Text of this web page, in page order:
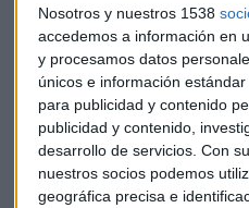
Nosotros y nuestros 1538
accedemos a información en
y procesamos datos
únicos e información
para publicidad y contenido
publicidad y contenido,
desarrollo de servicios. Con
nuestros socios podemos
geográfica precisa e